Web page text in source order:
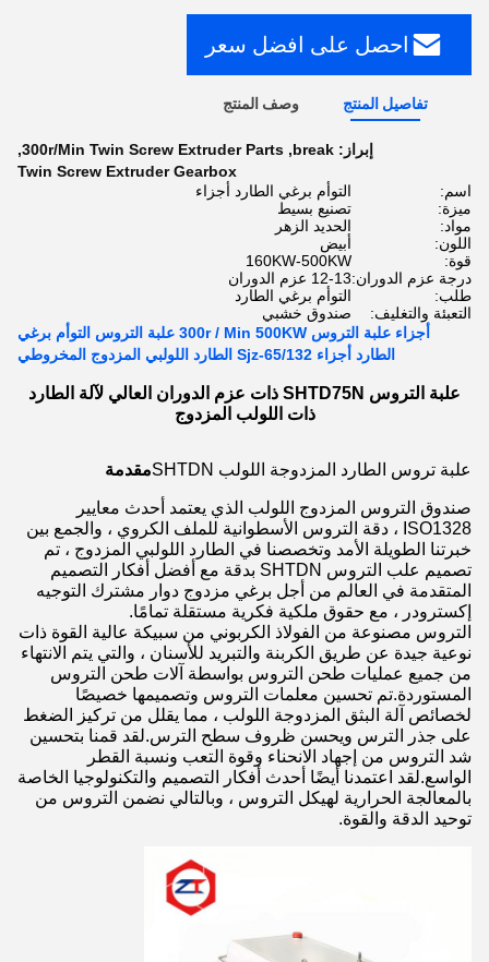
احصل على افضل سعر
تفاصيل المنتج وصف المنتج
إبراز: break
,
300r/Min Twin Screw Extruder Parts
,
Twin Screw Extruder Gearbox
اسم:
التوأم برغي الطارد أجزاء
ميزة:
تصنيع بسيط
مواد:
الحديد الزهر
اللون:
أبيض
قوة:
160KW-500KW
درجة عزم الدوران:12-13 عزم الدوران
طلب:
التوأم برغي الطارد
التعبئة والتغليف:
صندوق خشبي
أجزاء علبة التروس 300r / Min 500KW علبة التروس التوأم برغي
الطارد أجزاء Sjz-65/132 الطارد اللولبي المزدوج المخروطي
علبة التروس SHTD75N ذات عزم الدوران العالي لآلة الطارد
ذات اللولب المزدوج
علبة تروس الطارد المزدوجة اللولب SHTDN مقدمة
صندوق التروس المزدوج اللولب الذي يعتمد أحدث معايير
ISO1328 ، دقة التروس الأسطوانية للملف الكروي ، والجمع بين
خبرتنا الطويلة الأمد وتخصصنا في الطارد اللولبي المزدوج ، تم
تصميم علب التروس SHTDN بدقة مع أفضل أفكار التصميم
المتقدمة في العالم من أجل برغي مزدوج دوار مشترك التوجيه
إكسترودر ، مع حقوق ملكية فكرية مستقلة تمامًا.
التروس مصنوعة من الفولاذ الكربوني من سبيكة عالية القوة ذات
نوعية جيدة عن طريق الكربنة والتبريد للأسنان ، والتي يتم الانتهاء
من جميع عمليات طحن التروس بواسطة آلات طحن التروس
المستوردة.تم تحسين معلمات التروس وتصميمها خصيصًا
لخصائص آلة البثق المزدوجة اللولب ، مما يقلل من تركيز الضغط
على جذر الترس ويحسن ظروف سطح الترس.لقد قمنا بتحسين
شد التروس من إجهاد الانحناء وقوة التعب ونسبة القطر
الواسع.لقد اعتمدنا أيضًا أحدث أفكار التصميم والتكنولوجيا الخاصة
بالمعالجة الحرارية لهيكل التروس ، وبالتالي نضمن التروس من
توحيد الدقة والقوة.